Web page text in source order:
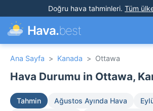
Doğru hava tahminleri. Tüm
Hava.best
Ana Sayfa > Kanada > Ottawa
Hava Durumu in Ottawa,
Tahmin Ağustos Ayında Hava